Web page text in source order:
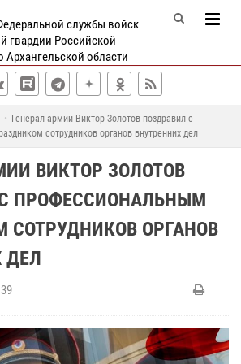
службы войск
гвардии Российской
Архангельской области
Генерал армии Виктор Золотов поздравил с
сотрудников органов внутренних дел
ВИКТОР ЗОЛОТОВ
ПРОФЕССИОНАЛЬНЫМ
СОТРУДНИКОВ ОРГАНОВ
ДЕЛ